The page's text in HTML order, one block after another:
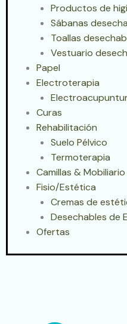
Productos de
Sábanas
Toallas
Vestuario
Papel
Electroterapia
Curas
Rehabilitación
Suelo Pélvico
Termoterapia
Camillas & Mobiliario
Fisio/Estética
Cremas de
Desechables de
Ofertas